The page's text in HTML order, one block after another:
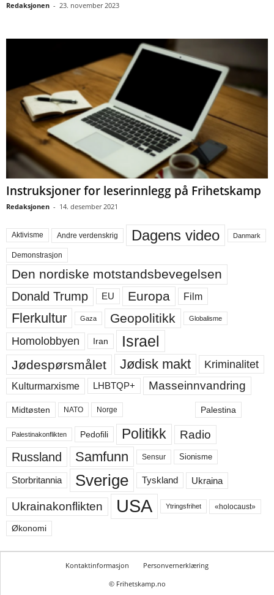
Redaksjonen - 23. november 2023
Instruksjoner for leserinnlegg på Frihetskamp
Redaksjonen - 14. desember 2021
Aktivisme Andre verdenskrig Dagens video Danmark
Demonstrasjon
Den nordiske motstandsbevegelsen
Donald Trump EU Europa Film
Flerkultur Gaza Geopolitikk Globalisme
Homolobbyen Iran Israel
Jødespørsmålet Jødisk makt Kriminalitet
Kulturmarxisme LHBTQP+ Masseinnvandring
Midtøsten NATO Norge Palestina
Palestinakonflikten Pedofili Politikk Radio
Russland Samfunn Sensur Sionisme
Storbritannia Sverige Tyskland Ukraina
Ukrainakonflikten USA Ytringsfrihet «holocaust»
Økonomi
Kontaktinformasjon
Personvernerklæring
© Frihetskamp.no